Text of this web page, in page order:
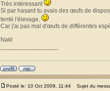
Très intéressant
Si par hasard tu avais des œufs de
tenté l'élevage.
Car j'ai pas mal d'œufs de différentes
Nakl
Posté le: 10 Oct 2009, 11:44 Sujet du